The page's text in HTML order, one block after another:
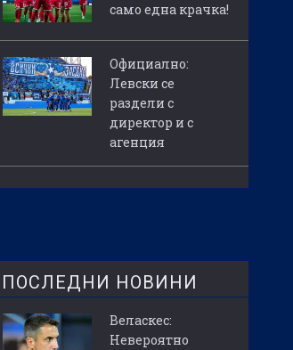
само една крачка!
Официално:
Левски се
раздели с
директор и с
агенция
ПОСЛЕДНИ НОВИНИ
Веласкес:
Невероятно